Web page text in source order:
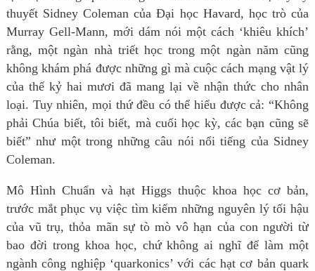
thuyết Sidney Coleman của Đại học Havard, học trò của
Murray Gell-Mann, mới dám nói một cách ‘khiêu khích’
rằng, một ngàn nhà triết học trong một ngàn năm cũng
không khám phá được những gì mà cuộc cách mạng vật lý
của thế kỷ hai mươi đã mang lại về nhận thức cho nhân
loại. Tuy nhiên, mọi thứ đều có thể hiểu được cả: “Không
phải Chúa biết, tôi biết, mà cuối học kỳ, các bạn cũng sẽ
biết” như một trong những câu nói nổi tiếng của Sidney
Coleman.
Mô Hình Chuẩn và hạt Higgs thuộc khoa học cơ bản,
trước mắt phục vụ việc tìm kiếm những nguyên lý tối hậu
của vũ trụ, thỏa mãn sự tò mò vô hạn của con người từ
bao đời trong khoa học, chứ không ai nghĩ để làm một
ngành công nghiệp ‘quarkonics’ với các hạt cơ bản quark